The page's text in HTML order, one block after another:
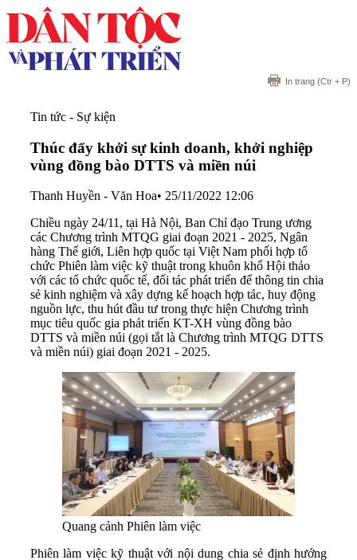
In trang (Ctr + P)
Tin tức - Sự kiện
Thúc đẩy khởi sự kinh doanh, khởi nghiệp
vùng đồng bào DTTS và miền núi
Thanh Huyền - Văn Hoa• 25/11/2022 12:06
Chiều ngày 24/11, tại Hà Nội, Ban Chỉ đạo Trung ương
các Chương trình MTQG giai đoạn 2021 - 2025, Ngân
hàng Thế giới, Liên hợp quốc tại Việt Nam phối hợp tổ
chức Phiên làm việc kỹ thuật trong khuôn khổ Hội thảo
với các tổ chức quốc tế, đối tác phát triển để thông tin chia
sẻ kinh nghiệm và xây dựng kế hoạch hợp tác, huy động
nguồn lực, thu hút đầu tư trong thực hiện Chương trình
mục tiêu quốc gia phát triển KT-XH vùng đồng bào
DTTS và miền núi (gọi tắt là Chương trình MTQG DTTS
và miền núi) giai đoạn 2021 - 2025.
Quang cảnh Phiên làm việc
Phiên làm việc kỹ thuật với nội dung chia sẻ định hướng